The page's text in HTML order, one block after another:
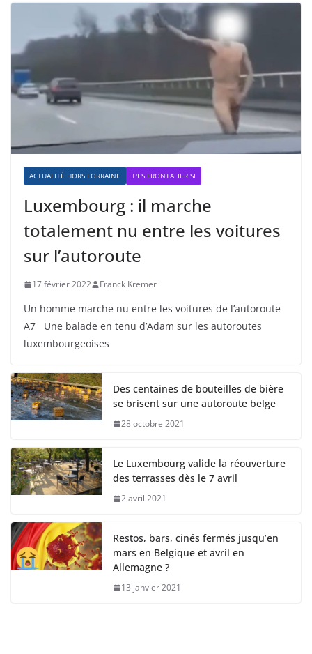
ACTUALITÉ HORS LORRAINE T'ES FRONTALIER SI
Luxembourg : il marche
totalement nu entre les voitures
sur l’autoroute
17 février 2022 Franck Kremer
Un homme marche nu entre les voitures de l’autoroute
A7 Une balade en tenu d’Adam sur les autoroutes
luxembourgeoises
Des centaines de bouteilles de bière
se brisent sur une autoroute belge
28 octobre 2021
Le Luxembourg valide la réouverture
des terrasses dès le 7 avril
2 avril 2021
Restos, bars, cinés fermés jusqu’en
mars en Belgique et avril en
Allemagne ?
13 janvier 2021